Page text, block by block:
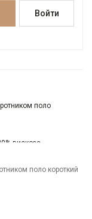
Войти
поло
вискоза
поло короткий